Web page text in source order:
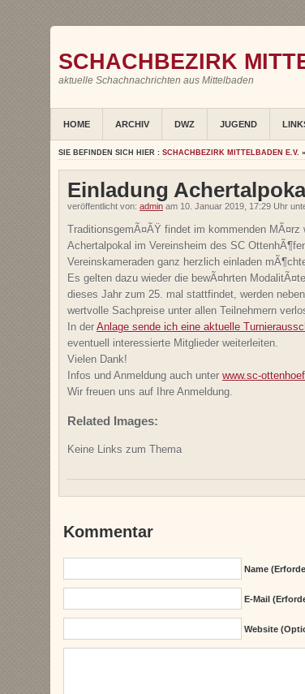
SCHACHBEZIRK
aktuelle Schachnachrichten aus Mittelbaden
HOME ARCHIV DWZ JUGEND
SIE BEFINDEN SICH HIER : SCHACHBEZIRK MITTELBADEN E.V. »
Einladung
veröffentlicht von: admin am 10. Januar 2019, 17:29 Uhr
TraditionsgemÃ¤ÃŸ findet im kommenden
Achertalpokal im Vereinsheim des SC
Vereinskameraden ganz herzlich einladen
Es gelten dazu wieder die bewÃ¤hrten
dieses Jahr zum 25. mal stattfindet, werden
wertvolle Sachpreise unter allen Teilnehmern
In der Anlage sende ich eine aktuelle
eventuell interessierte Mitglieder weiterleiten.
Vielen Dank!
Infos und Anmeldung auch unter www.sc-
Wir freuen uns auf Ihre Anmeldung.
Related Images:
Keine Links zum Thema
Kommentar
Name
E-Mail
Website